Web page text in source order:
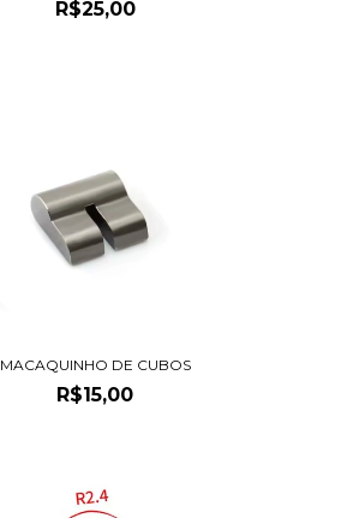
R$25,00
MACAQUINHO DE CUBOS
R$15,00